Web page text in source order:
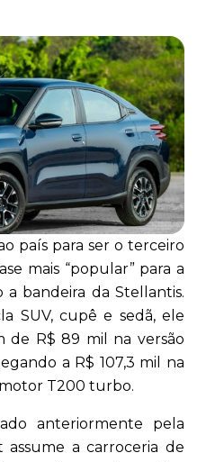
país para ser o terceiro
mais “popular” para a
a bandeira da Stellantis.
SUV, cupê e sedã, ele
R$ 89 mil na versão
a R$ 107,3 mil na
T200 turbo.
anteriormente pela
assume a carroceria de